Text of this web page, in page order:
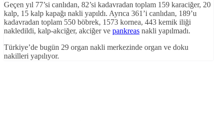
Geçen yıl 77’si canlıdan, 82’si kadavradan toplam 159 karaciğer, 20
kalp, 15 kalp kapağı nakli yapıldı. Ayrıca 361’i canlıdan, 189’u
kadavradan toplam 550 böbrek, 1573 kornea, 443 kemik iliği
nakledildi, kalp-akciğer, akciğer ve pankreas nakli yapılmadı.
Türkiye’de bugün 29 organ nakli merkezinde organ ve doku
nakilleri yapılıyor.